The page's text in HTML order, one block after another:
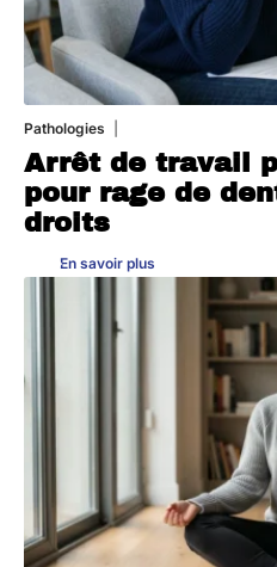
Pathologies
Arrêt de travail
pour rage de
droits
En savoir plus